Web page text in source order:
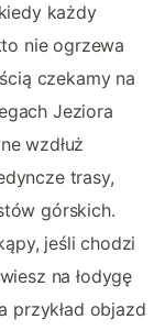
każdy
nie ogrzewa
czekamy na
Jeziora
wzdłuż
trasy,
górskich.
jeśli chodzi
na łodygę
przykład objazd